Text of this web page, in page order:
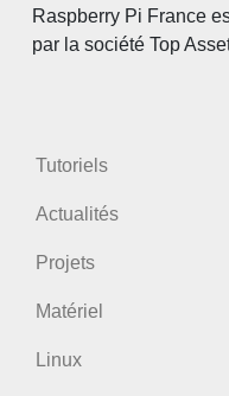
Raspberry Pi France
par la société Top
Tutoriels
Actualités
Projets
Matériel
Linux